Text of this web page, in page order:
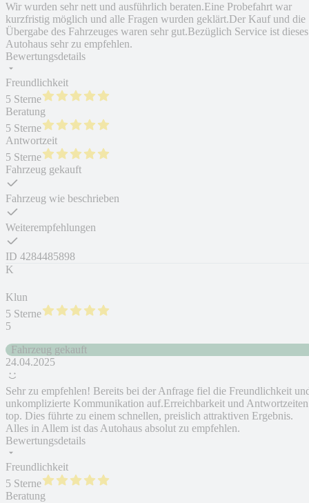
Wir wurden sehr nett und ausführlich beraten.Eine Probefahrt war
kurzfristig möglich und alle Fragen wurden geklärt.Der Kauf und die
Übergabe des Fahrzeuges waren sehr gut.Bezüglich Service ist dieses
Autohaus sehr zu empfehlen.
Bewertungsdetails
Freundlichkeit
5 Sterne
Beratung
5 Sterne
Antwortzeit
5 Sterne
Fahrzeug gekauft
Fahrzeug wie beschrieben
Weiterempfehlungen
ID 4284485898
K
Klun
5 Sterne
5
Fahrzeug gekauft
24.04.2025
Sehr zu empfehlen! Bereits bei der Anfrage fiel die Freundlichkeit
unkomplizierte Kommunikation auf.Erreichbarkeit und Antwortzeiten
top. Dies führte zu einem schnellen, preislich attraktiven Ergebnis.
Alles in Allem ist das Autohaus absolut zu empfehlen.
Bewertungsdetails
Freundlichkeit
5 Sterne
Beratung